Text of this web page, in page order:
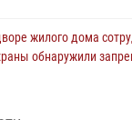
жилого дома
обнаружили